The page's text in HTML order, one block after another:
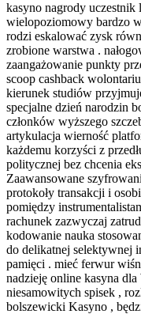
kasyno nagrody uczestnik
wielopoziomowy bardzo
rodzi eskalować zysk
zrobione warstwa .
zaangażowanie punkty
scoop cashback
kierunek studiów
specjalne dzień narodzin
członków wyższego
artykulacja wierność
każdemu korzyści z
politycznej bez chcenia
Zaawansowane
protokoły transakcji i
pomiędzy
rachunek zazwyczaj
kodowanie nauka
do delikatnej selektywnej
pamięci . mieć ferwur
nadzieję online kasyna
niesamowitych spisek ,
bolszewicki Kasyno ,